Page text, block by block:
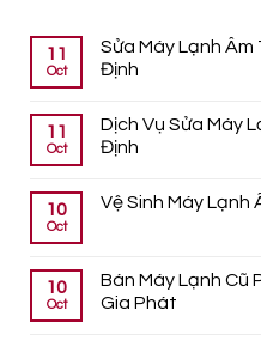
11
Oct
Sửa Máy Lạnh Âm
Định
11
Oct
Dịch Vụ Sửa Máy
Định
10
Oct
Vệ Sinh Máy Lạnh
10
Oct
Bán Máy Lạnh Cũ
Gia Phát